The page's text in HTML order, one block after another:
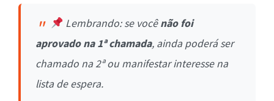
Lembrando: se vocênão foi
aprovado na 1ª chamada, ainda poderá ser
chamado na 2ª ou manifestar interesse na
lista de espera.